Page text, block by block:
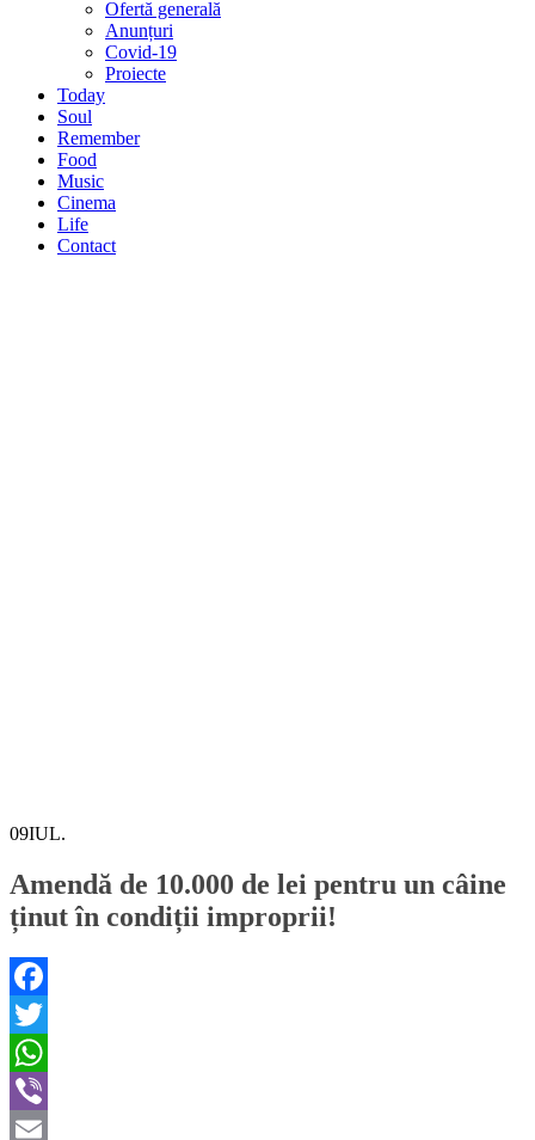
Ofertă generală
Anunțuri
Covid-19
Proiecte
Today
Soul
Remember
Food
Music
Cinema
Life
Contact
09IUL.
Amendă de 10.000 de lei pentru un câine
ținut în condiții improprii!
Facebook
Twitter
WhatsApp
Viber